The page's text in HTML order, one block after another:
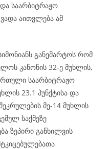
საარბიტრაჟო
აითვლება ამ
განემარტოს რომ
კანონის 32-ე მუხლის,
საარბიტრაჟო
23.1 პუნქტისა და
მე-14 მუხლის
საქმეზე
ზეპირი განხილვის